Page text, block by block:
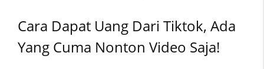
Cara Dapat Uang Dari Tiktok, Ada
Yang Cuma Nonton Video Saja!